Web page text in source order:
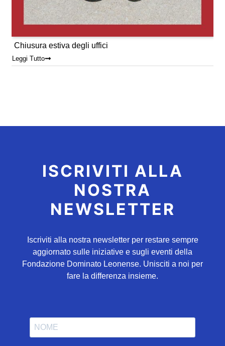
Chiusura estiva degli uffici
Leggi Tutto
ISCRIVITI ALLA
NOSTRA
NEWSLETTER
Iscriviti alla nostra newsletter per restare sempre
aggiornato sulle iniziative e sugli eventi della
Fondazione Dominato Leonense. Unisciti a noi per
fare la differenza insieme.